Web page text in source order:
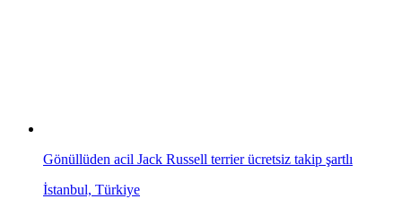
Gönüllüden acil Jack Russell terrier ücretsiz takip şartlı
İstanbul, Türkiye